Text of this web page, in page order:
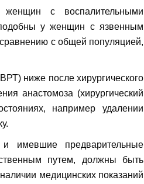
женщин с воспалительными
у женщин с язвенным
с общей популяцией,
ниже после хирургического
анастомоза (хирургический
например удалении
имевшие предварительные
путем, должны быть
медицинских показаний